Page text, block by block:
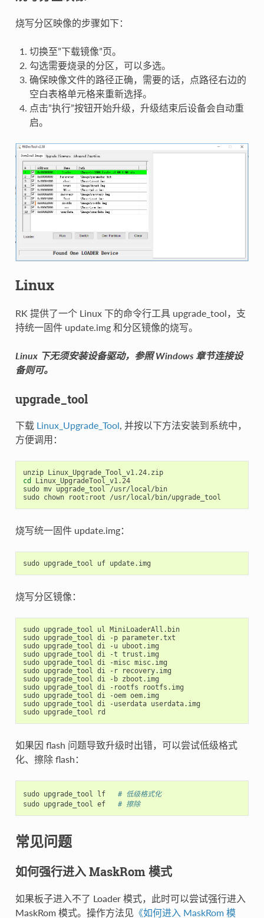
烧写分区映像的步骤如下：
切换至”下载镜像”页。
勾选需要烧录的分区，可以多选。
确保映像文件的路径正确，需要的话，点路径右边的
空白表格单元格来重新选择。
点击”执行”按钮开始升级，升级结束后设备会自动重
启。
Linux
RK 提供了一个 Linux 下的命令行工具 upgrade_tool，支
持统一固件 update.img 和分区镜像的烧写。
Linux 下无须安装设备驱动，参照 Windows 章节连接设
备则可。
upgrade_tool
下载 Linux_Upgrade_Tool , 并按以下方法安装到系统中，
方便调用：
unzip Linux_Upgrade_Tool_v1.24.zip
cd
Linux_UpgradeTool_v1.24
sudo mv upgrade_tool /usr/local/bin
烧写统一固件 update.img：
烧写分区镜像：
sudo upgrade_tool ul MiniLoaderAll.bin
sudo upgrade_tool di -p parameter.txt
sudo upgrade_tool di -u uboot.img
sudo upgrade_tool di -t trust.img
sudo upgrade_tool di -misc misc.img
sudo upgrade_tool di -r recovery.img
sudo upgrade_tool di -b zboot.img
sudo upgrade_tool di -rootfs rootfs.img
sudo upgrade_tool di -oem oem.img
sudo upgrade_tool di -userdata userdata.img
如果因 flash 问题导致升级时出错，可以尝试低级格式
化、擦除 flash：
sudo upgrade_tool lf # 低级格式化
sudo upgrade_tool ef # 擦除
常见问题
如何强行进入 MaskRom 模式
如果板子进入不了 Loader 模式，此时可以尝试强行进入
MaskRom 模式。操作方法见 《如何进入 MaskRom 模